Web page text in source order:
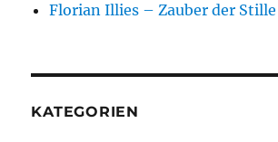
Florian Illies – Zauber der Stille
KATEGORIEN